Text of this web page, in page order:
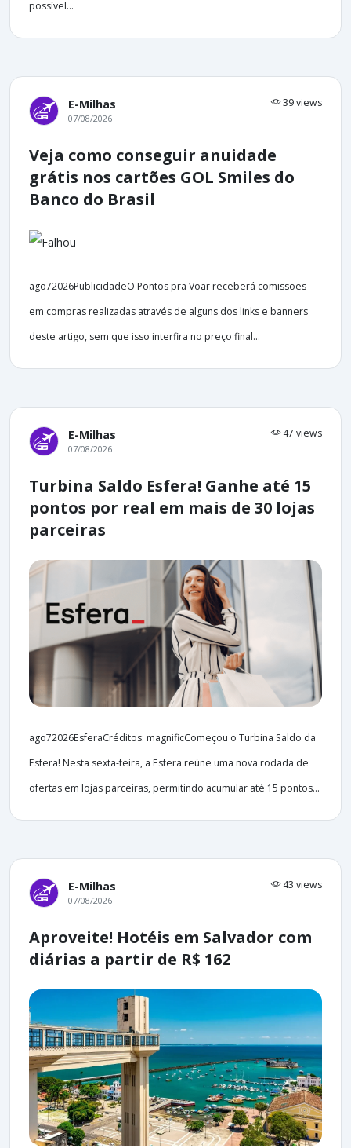
possível...
E-Milhas 39 views
07/08/2026
Veja como conseguir anuidade
grátis nos cartões GOL Smiles do
Banco do Brasil
ago72026PublicidadeO Pontos pra Voar receberá comissões
em compras realizadas através de alguns dos links e banners
deste artigo, sem que isso interfira no preço final...
E-Milhas 47 views
07/08/2026
Turbina Saldo Esfera! Ganhe até 15
pontos por real em mais de 30 lojas
parceiras
ago72026EsferaCréditos: magnificComeçou o Turbina Saldo da
Esfera! Nesta sexta-feira, a Esfera reúne uma nova rodada de
ofertas em lojas parceiras, permitindo acumular até 15 pontos...
E-Milhas 43 views
07/08/2026
Aproveite! Hotéis em Salvador com
diárias a partir de R$ 162